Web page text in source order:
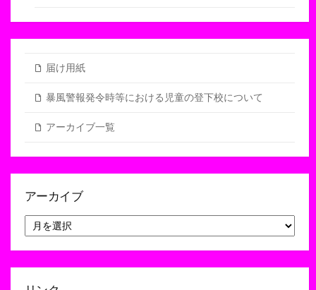
届け用紙
暴風警報発令時等における児童の登下校について
アーカイブ一覧
アーカイブ
ー
カ